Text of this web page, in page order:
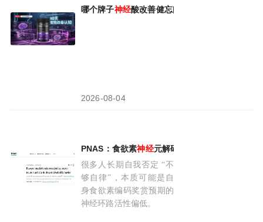
哪个牌子神经酸改善健忘问题更合适？2026脑养
2026-08-04
PNAS：食欲素神经元解码“坚持与摆烂”的底层
很多人长期自我否定 “不
够自律”，本质可能是自
身食欲素编码奖赏预期的
神经环路活性偏低。